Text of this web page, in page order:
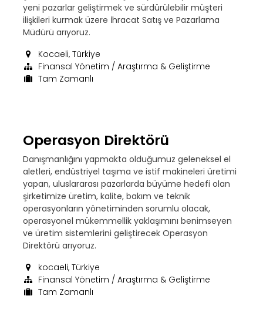
yeni pazarlar geliştirmek ve sürdürülebilir müşteri
ilişkileri kurmak üzere İhracat Satış ve Pazarlama
Müdürü arıyoruz.
Kocaeli, Türkiye
Finansal Yönetim / Araştırma & Geliştirme
Tam Zamanlı
Operasyon Direktörü
Danışmanlığını yapmakta olduğumuz geleneksel el
aletleri, endüstriyel taşıma ve istif makineleri üretimi
yapan, uluslararası pazarlarda büyüme hedefi olan
şirketimize üretim, kalite, bakım ve teknik
operasyonların yönetiminden sorumlu olacak,
operasyonel mükemmellik yaklaşımını benimseyen
ve üretim sistemlerini geliştirecek Operasyon
Direktörü arıyoruz.
kocaeli, Türkiye
Finansal Yönetim / Araştırma & Geliştirme
Tam Zamanlı